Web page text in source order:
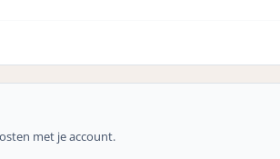
met je account.